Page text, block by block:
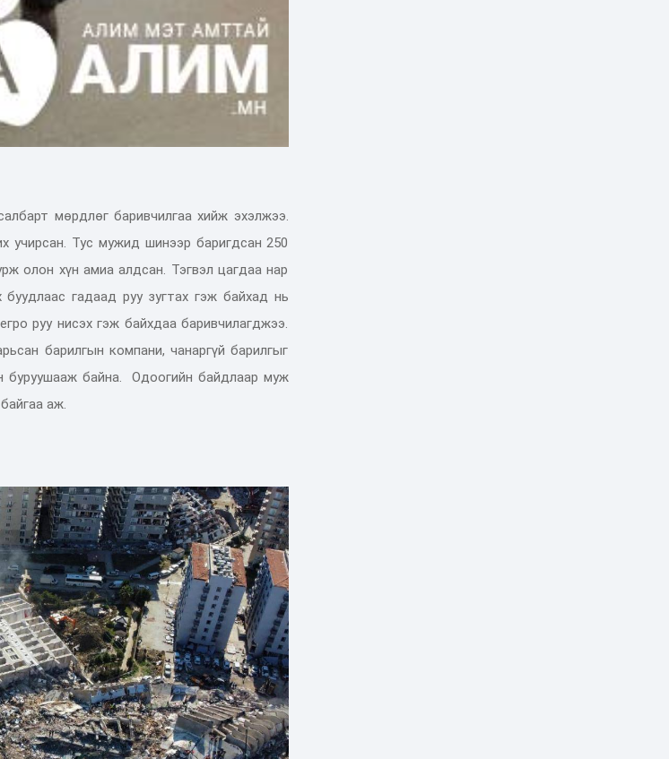
мөрдлөг баривчилгаа хийж эхэлжээ.
учирсан. Тус мужид шинээр баригдсан 250
олон хүн амиа алдсан. Тэгвэл цагдаа нар
гадаад руу зугтах гэж байхад нь
руу нисэх гэж байхдаа баривчилагджээ.
барилгын компани, чанаргүй барилгыг
буруушааж байна. Одоогийн байдлаар муж
аж.